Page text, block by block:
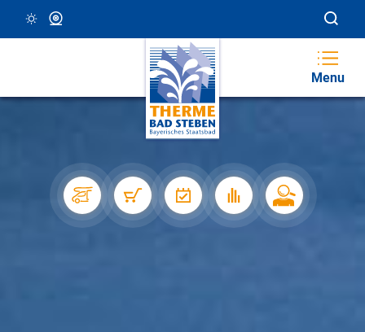
23 °C, Klar/Sonnig
Menu